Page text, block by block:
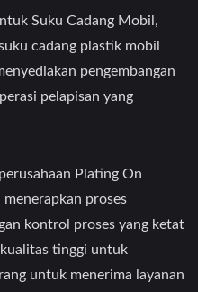
Suku Cadang Mobil,
cadang plastik mobil
pengembangan
pelapisan yang
Plating On
menerapkan proses
kontrol proses yang ketat
tinggi untuk
untuk menerima layanan